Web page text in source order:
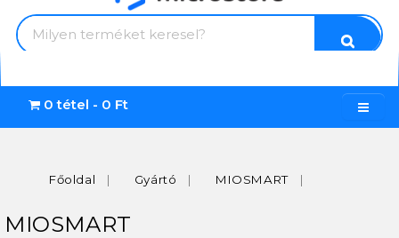
0 tétel - 0 Ft
Főoldal Gyártó MIOSMART
MIOSMART